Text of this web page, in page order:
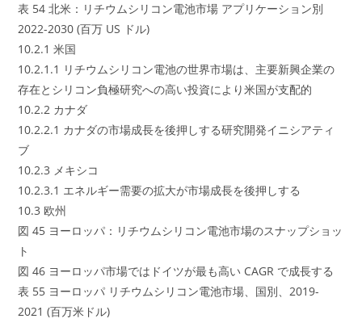
表 54 北米：リチウムシリコン電池市場 アプリケーション別
2022-2030 (百万 US ドル)
10.2.1 米国
10.2.1.1 リチウムシリコン電池の世界市場は、主要新興企業の
存在とシリコン負極研究への高い投資により米国が支配的
10.2.2 カナダ
10.2.2.1 カナダの市場成長を後押しする研究開発イニシアティ
ブ
10.2.3 メキシコ
10.2.3.1 エネルギー需要の拡大が市場成長を後押しする
10.3 欧州
図 45 ヨーロッパ：リチウムシリコン電池市場のスナップショッ
ト
図 46 ヨーロッパ市場ではドイツが最も高い CAGR で成長する
表 55 ヨーロッパ リチウムシリコン電池市場、国別、2019-
2021 (百万米ドル)